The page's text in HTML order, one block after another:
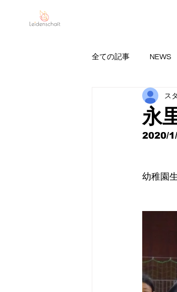
全ての記事 NEWS
永里亜紗乃の情報
永
ス
2020/1/
幼稚園